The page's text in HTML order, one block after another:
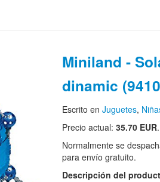
Miniland -
dinamic
Escrito en Juguetes,
Precio actual: 35.70 EUR.
Normalmente se
para envío gratuito.
Descripción del